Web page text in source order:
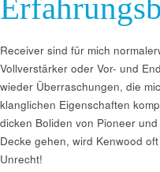
Receiver sind für mich
Vollverstärker oder Vor- und
wieder Überraschungen, die
klanglichen Eigenschaften
dicken Boliden von Pioneer
Decke gehen, wird Kenwood
Unrecht!